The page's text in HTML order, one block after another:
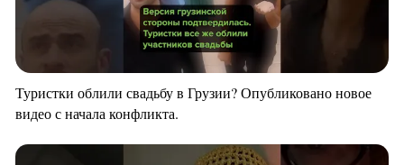
Туристки облили свадьбу в Грузии? Опубликовано новое
видео с начала конфликта.